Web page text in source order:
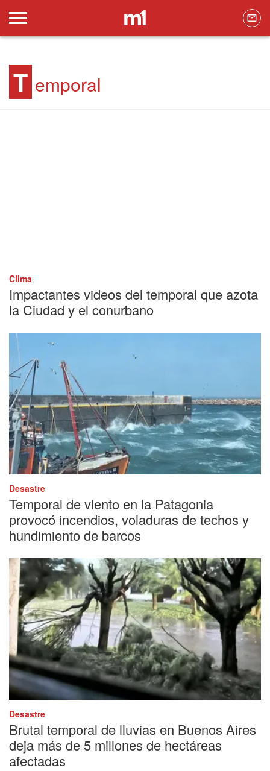
T emporal
Clima
Impactantes videos del temporal que azota
la Ciudad y el conurbano
Desastre
Temporal de viento en la Patagonia
provocó incendios, voladuras de techos y
hundimiento de barcos
Desastre
Brutal temporal de lluvias en Buenos Aires
deja más de 5 millones de hectáreas
afectadas